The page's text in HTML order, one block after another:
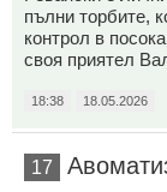
пълни торбите,
контрол в
своя приятел
18:38 18.05.2026
17